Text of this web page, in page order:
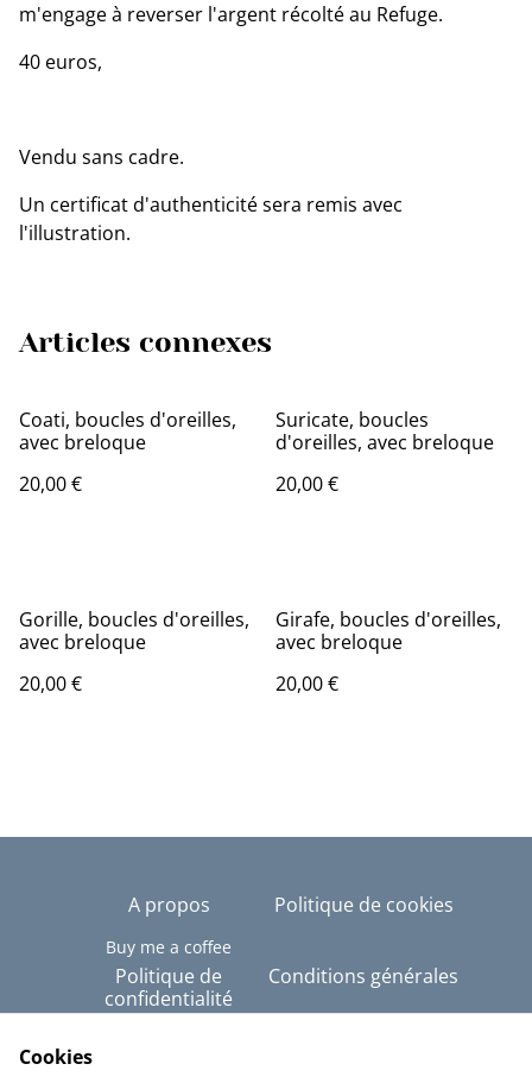
m'engage à reverser l'argent récolté au Refuge.
40 euros,
Vendu sans cadre.
Un certificat d'authenticité sera remis avec
l'illustration.
Articles connexes
Coati, boucles d'oreilles,
avec breloque
20,00 €
Suricate, boucles
d'oreilles, avec breloque
20,00 €
Gorille, boucles d'oreilles,
avec breloque
20,00 €
Girafe, boucles d'oreilles,
avec breloque
20,00 €
A propos
Buy me a coffee
Politique de cookies
Politique de
confidentialité
Conditions générales
Copyright © Tous
Cookies